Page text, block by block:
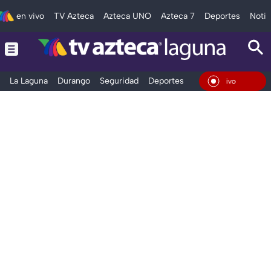
en vivo TV Azteca Azteca UNO Azteca 7 Deportes
La Laguna Durango Seguridad Deportes Entretenimiento
En Vivo